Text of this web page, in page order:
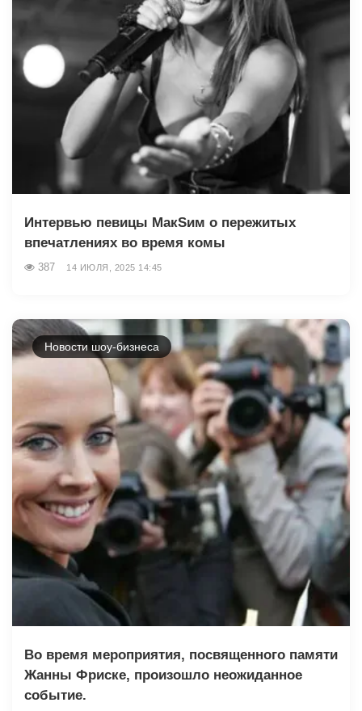
Интервью певицы МакSим о пережитых
впечатлениях во время комы
387 14 ИЮЛЯ, 2025 14:45
Новости шоу-бизнеса
Во время мероприятия, посвященного памяти
Жанны Фриске, произошло неожиданное
событие.